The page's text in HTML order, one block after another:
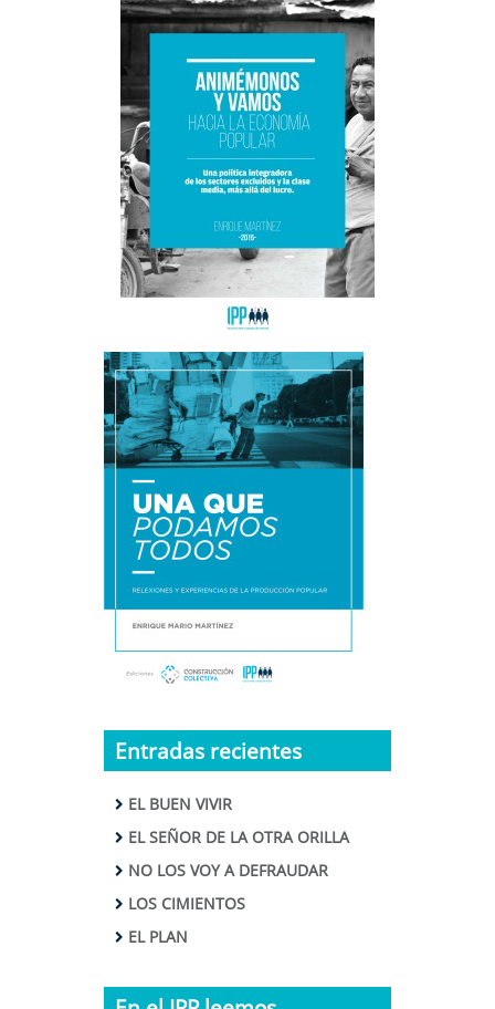
Entradas recientes
EL BUEN VIVIR
EL SEÑOR DE LA OTRA ORILLA
NO LOS VOY A DEFRAUDAR
LOS CIMIENTOS
EL PLAN